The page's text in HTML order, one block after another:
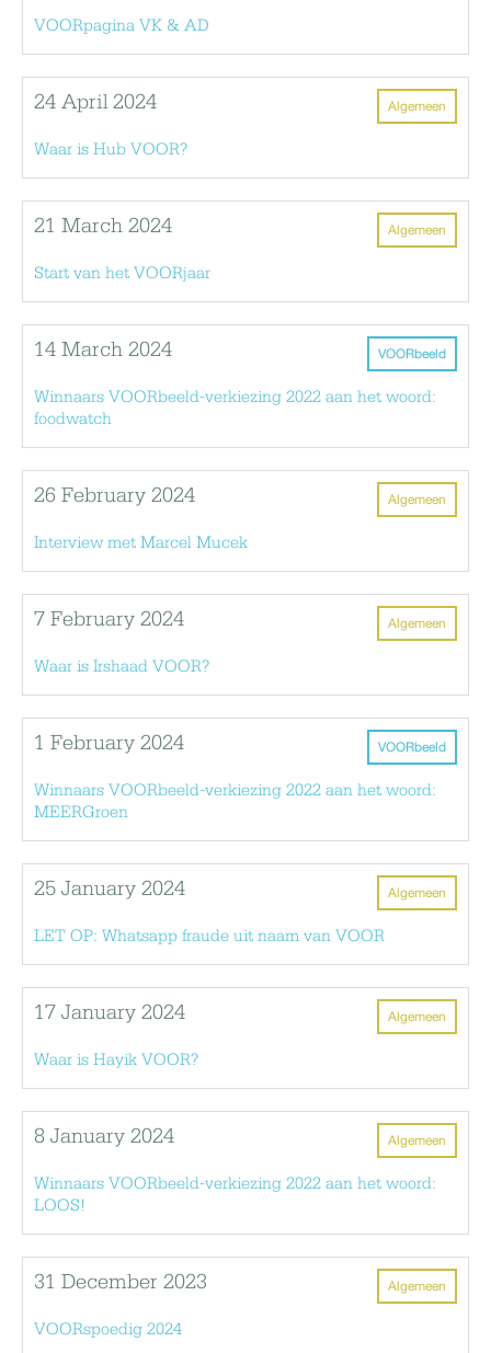
VOORpagina VK & AD
Algemeen
24 April 2024
Waar is Hub VOOR?
Algemeen
21 March 2024
Start van het VOORjaar
VOORbeeld
14 March 2024
Winnaars VOORbeeld-verkiezing 2022 aan het woord:
foodwatch
Algemeen
26 February 2024
Interview met Marcel Mucek
Algemeen
7 February 2024
Waar is Irshaad VOOR?
VOORbeeld
1 February 2024
Winnaars VOORbeeld-verkiezing 2022 aan het woord:
MEERGroen
Algemeen
25 January 2024
LET OP: Whatsapp fraude uit naam van VOOR
Algemeen
17 January 2024
Waar is Hayik VOOR?
Algemeen
8 January 2024
Winnaars VOORbeeld-verkiezing 2022 aan het woord:
LOOS!
Algemeen
31 December 2023
VOORspoedig 2024